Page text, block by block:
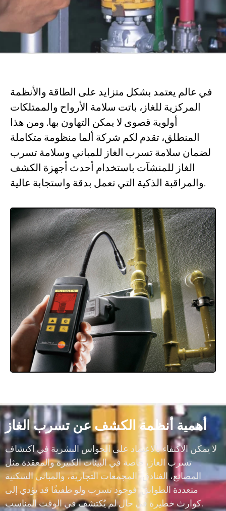
في عالم يعتمد بشكل متزايد على الطاقة والأنظمة
المركزية للغاز، باتت سلامة الأرواح والممتلكات
أولوية قصوى لا يمكن التهاون بها. ومن هذا
المنطلق، تقدم لكم شركة ألما منظومة متكاملة
لضمان سلامة تسرب الغاز للمباني وسلامة تسرب
الغاز للمنشآت باستخدام أحدث أجهزة الكشف
والمراقبة الذكية التي تعمل بدقة واستجابة عالية.
أهمية أنظمة الكشف عن تسرب الغاز
لا يمكن الاكتفاء بالاعتماد على الحواس البشرية في اكتشاف
تسرب الغاز، خاصة في البيئات الكبيرة والمعقدة مثل
المصانع، الفنادق، المجمعات التجارية، والمباني السكنية
متعددة الطوابق. فوجود تسرب ولو طفيفًا قد يؤدي إلى
كوارث خطيرة في حال لم يُكتشف في الوقت المناسب.